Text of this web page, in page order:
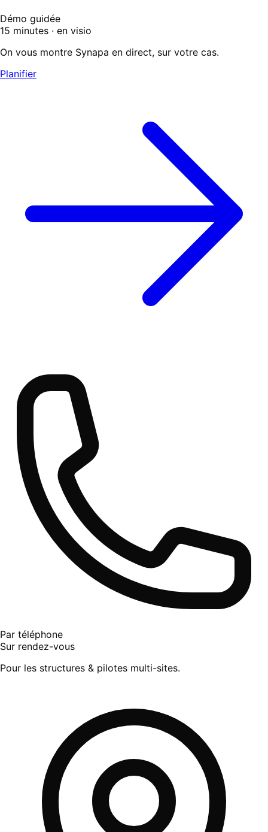
Démo guidée
15 minutes · en visio
On vous montre Synapa en direct, sur votre cas.
Planifier
Par téléphone
Sur rendez-vous
Pour les structures & pilotes multi-sites.